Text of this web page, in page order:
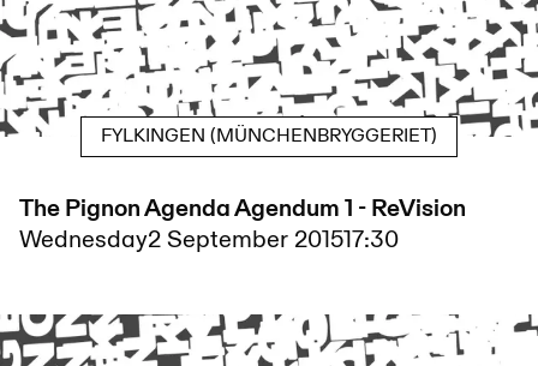
FYLKINGEN (MÜNCHENBRYGGERIET)
The Pignon Agenda Agendum 1 - ReVision
Wednesday2 September 201517:30